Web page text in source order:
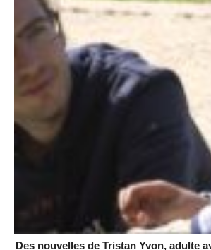
Des nouvelles de Tristan Yvon, adulte